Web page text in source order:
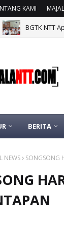
KAMI
BGTK NTT
BERITA
NEWS SONGSONG